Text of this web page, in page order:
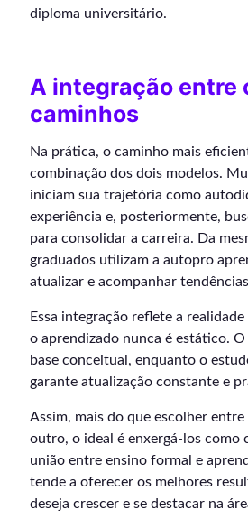
diploma universitário.
A integração entre
caminhos
Na prática, o caminho mais
combinação dos dois modelos.
iniciam sua trajetória como
experiência e, posteriormente,
para consolidar a carreira. Da
graduados utilizam a autopro
atualizar e acompanhar
Essa integração reflete a
o aprendizado nunca é estático.
base conceitual, enquanto o
garante atualização constante e
Assim, mais do que escolher
outro, o ideal é enxergá-los como
união entre ensino formal e
tende a oferecer os melhores
deseja crescer e se destacar na